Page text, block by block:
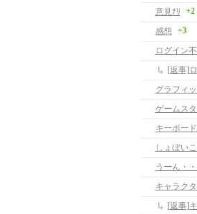
意見ﾅﾘ
+2
感想 +3
ログイン
[返事]
グラフィ
ゲームス
キーボー
しょぼい
うーん・
キャラク
[返事]